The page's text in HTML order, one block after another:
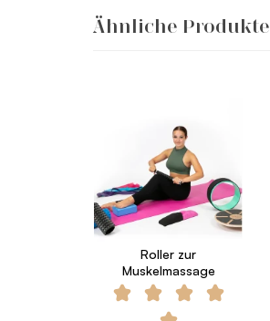
Ähnliche Produkte
Roller zur
Muskelmassage